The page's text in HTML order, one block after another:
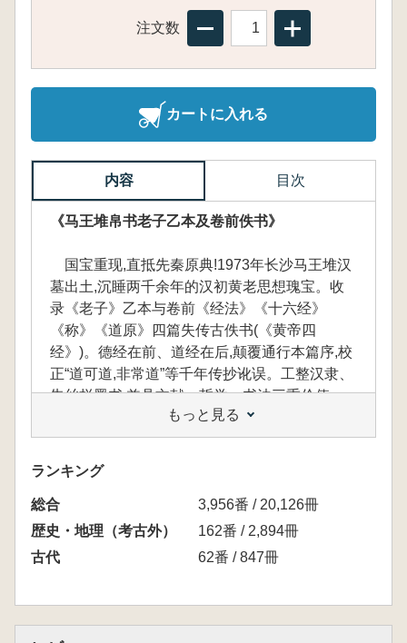
注文数
カートに入れる
内容 目次
《马王堆帛书老子乙本及卷前佚书》
国宝重现,直抵先秦原典!1973年长沙马王堆汉
墓出土,沉睡两千余年的汉初黄老思想瑰宝。收
录《老子》乙本与卷前《经法》《十六经》
《称》《道原》四篇失传古佚书(《黄帝四
经》)。德经在前、道经在后,颠覆通行本篇序,校
正“道可道,非常道”等千年传抄讹误。工整汉隶、
朱丝栏墨书,兼具文献、哲学、书法三重价值。
为道家研究、文献校勘、书法临习提供最古老、
最权威一手文本。高清原大复刻、权威注释,正
版典藏级装帧,文史哲爱好者、收藏者、研究者
必藏,触摸华夏思想源头的不朽经典。
本書は、国宝級文献の再現によって先秦原典
もっと見る
ランキング
総合
3,956番 / 20,126冊
歴史・地理（考古外）
162番 / 2,894冊
古代
62番 / 847冊